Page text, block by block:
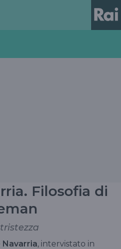
Filosofia di
Navarria, intervistato in